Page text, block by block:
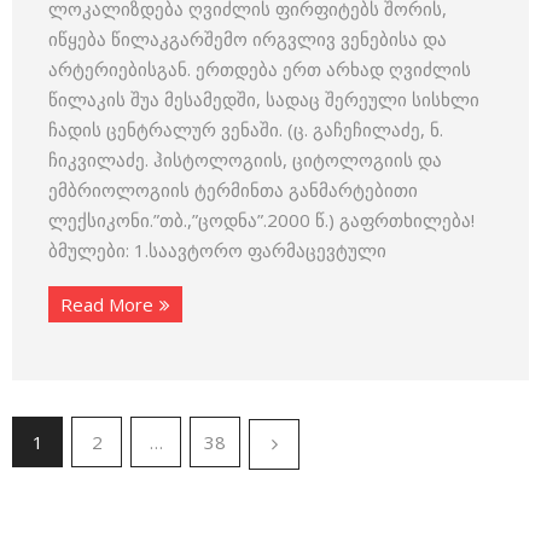
ლოკალიზდება ღვიძლის ფირფიტებს შორის,
იწყება წილაკგარშემო ირგვლივ ვენებისა და
არტერიებისგან. ერთდება ერთ არხად ღვიძლის
წილაკის შუა მესამედში, სადაც შერეული სისხლი
ჩადის ცენტრალურ ვენაში. (ც. გაჩეჩილაძე, ნ.
ჩიკვილაძე. ჰისტოლოგიის, ციტოლოგიის და
ემბრიოლოგიის ტერმინთა განმარტებითი
ლექსიკონი.”თბ.,”ცოდნა”.2000 წ.) გაფრთხილება!
ბმულები: 1.საავტორო ფარმაცევტული
Read More
1 2 … 38